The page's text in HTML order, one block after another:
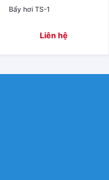
Bẩy hơi TS-1
Liên hệ